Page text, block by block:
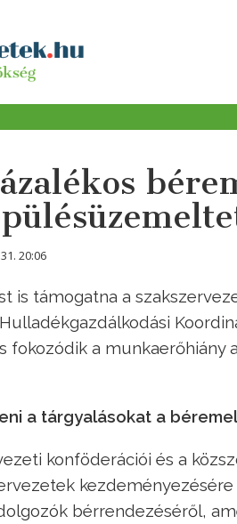
20:06
is támogatna a
fokozódik a
a tárgyalásokat a
konföderációi és a
bérrendezéséről,